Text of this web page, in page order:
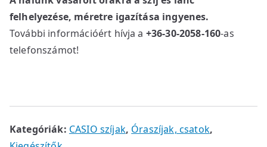
felhelyezése, méretre igazítása ingyenes.
További információért hívja a +36-30-2058-160-as
telefonszámot!
Kategóriák: CASIO szíjak, Óraszíjak, csatok,